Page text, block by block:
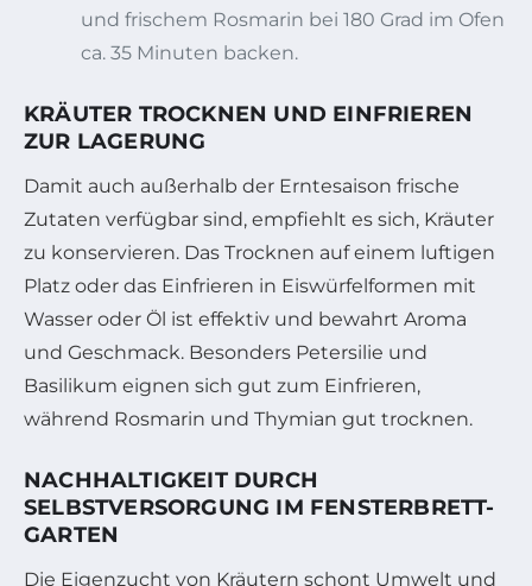
und frischem Rosmarin bei 180 Grad im Ofen
ca. 35 Minuten backen.
KRÄUTER TROCKNEN UND EINFRIEREN
ZUR LAGERUNG
Damit auch außerhalb der Erntesaison frische
Zutaten verfügbar sind, empfiehlt es sich, Kräuter
zu konservieren. Das Trocknen auf einem luftigen
Platz oder das Einfrieren in Eiswürfelformen mit
Wasser oder Öl ist effektiv und bewahrt Aroma
und Geschmack. Besonders Petersilie und
Basilikum eignen sich gut zum Einfrieren,
während Rosmarin und Thymian gut trocknen.
NACHHALTIGKEIT DURCH
SELBSTVERSORGUNG IM FENSTERBRETT-
GARTEN
Die Eigenzucht von Kräutern schont Umwelt und